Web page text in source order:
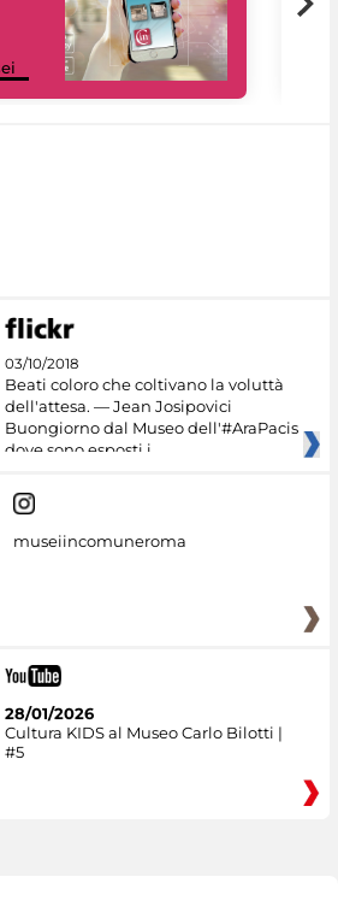
03/10/2018
Beati coloro che coltivano la voluttà
dell'attesa. — Jean Josipovici
Buongiorno dal Museo dell'#AraPacis
dove sono esposti i
museiincomuneroma
28/01/2026
Cultura KIDS al Museo Carlo Bilotti |
#5